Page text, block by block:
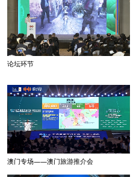
论坛环节
澳门专场——澳门旅游推介会